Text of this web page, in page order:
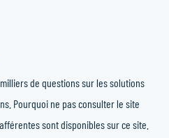
de questions sur les solutions
Pourquoi ne pas consulter le site
sont disponibles sur ce site.